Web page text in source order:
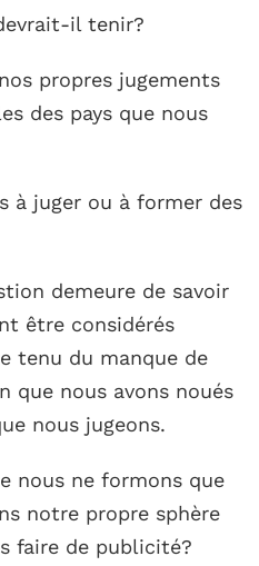
il tenir?
propres jugements
des pays que nous
à juger ou à former des
demeure de savoir
être considérés
tenu du manque de
que nous avons noués
nous jugeons.
nous ne formons que
notre propre sphère
faire de publicité?